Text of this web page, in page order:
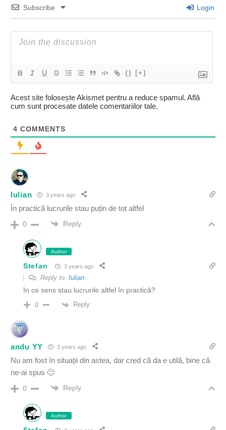
Subscribe Login
{} [+]
Acest site folosește Akismet pentru a reduce spamul. Află
cum sunt procesate datele comentariilor tale.
4 COMMENTS
Iulian 3 years ago
În practică lucrurile stau puțin de tot altfel
0 Reply
Author
Stefan 3 years ago
Reply to Iulian
In ce sens stau lucrurile altfel în practică?
0 Reply
andu YY 3 years ago
Nu am fost în situații din astea, dar cred că da e utilă, bine că
ne-ai spus 🙂
0 Reply
Author